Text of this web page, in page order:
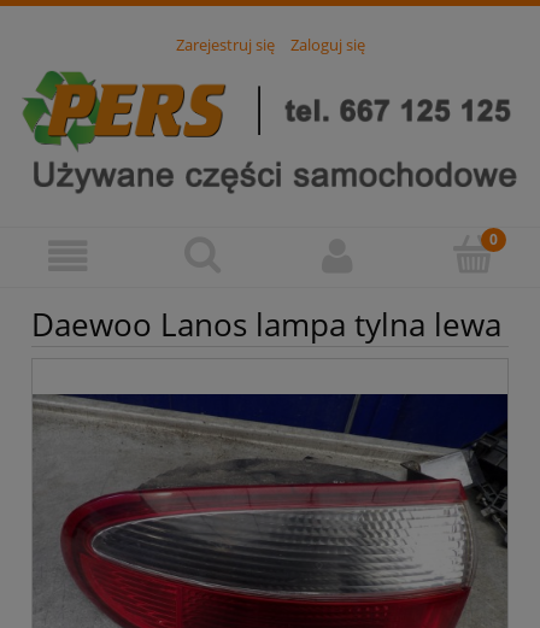
Zarejestruj się Zaloguj się
Daewoo Lanos lampa tylna lewa